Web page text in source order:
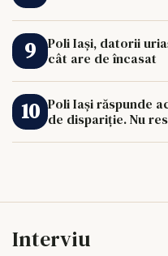
Poli Iași, datorii
cât are de încasat
Poli Iași răspunde
de dispariție. Nu
Interviu